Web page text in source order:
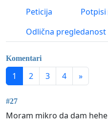
Peticija Potpisi
Odlična pregledanost
Komentari
1 2 3 4 »
#27
Moram mikro da dam hehe